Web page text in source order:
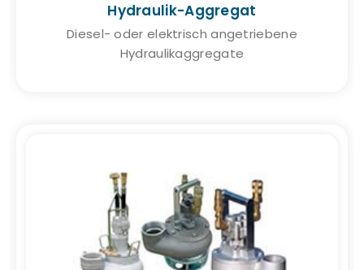
Hydraulik-Aggregat
Diesel- oder elektrisch angetriebene
Hydraulikaggregate